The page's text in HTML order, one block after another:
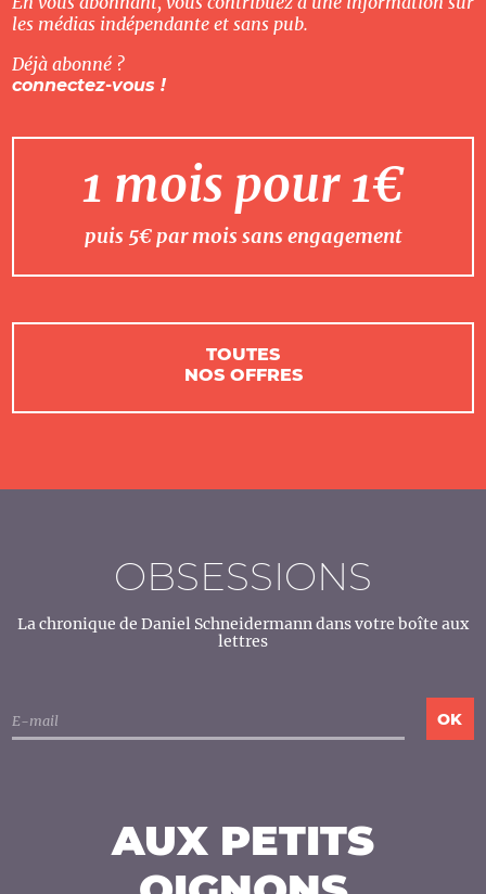
les médias indépendante et sans pub.
Déjà abonné ?
connectez-vous !
1 mois pour 1€
puis 5€ par mois sans engagement
TOUTES
NOS OFFRES
OBSESSIONS
La chronique de Daniel Schneidermann dans votre boîte aux
lettres
AUX PETITS